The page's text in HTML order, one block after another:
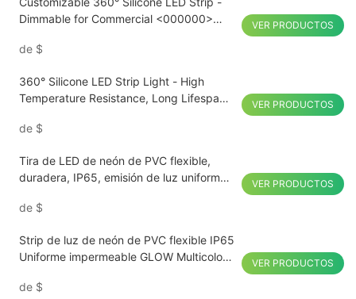
Dimmable for Commercial <000000>
de $
VER PRODUCTOS
360° Silicone LED Strip Light - High
Temperature Resistance, Long Lifespan,
de $
VER PRODUCTOS
Tira de LED de neón de PVC flexible,
duradera, IP65, emisión de luz uniforme,
de $
VER PRODUCTOS
Strip de luz de neón de PVC flexible IP65
Uniforme impermeable GLOW Multicolor
de $
VER PRODUCTOS